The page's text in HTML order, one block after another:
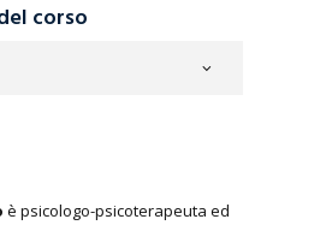
corso
è psicologo-psicoterapeuta ed